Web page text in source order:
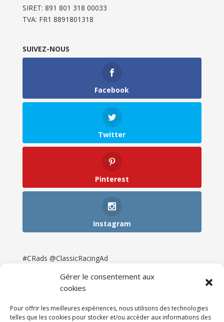
Gérer le consentement aux
cookies
Pour offrir les meilleures expériences, nous utilisons des technologies
telles que les cookies pour stocker et/ou accéder aux informations des
SIRET: 891 801 318 00033
TVA: FR1 8891801318
SUIVEZ-NOUS
Facebook
Twitter
Pinterest
Instagram
#CRads @ClassicRacingAd